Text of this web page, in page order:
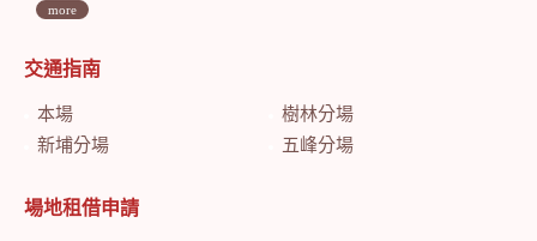
more
交通指南
本場
樹林分場
新埔分場
五峰分場
場地租借申請